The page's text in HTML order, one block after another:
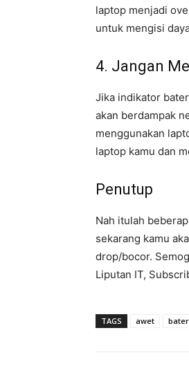
laptop menjadi
untuk mengisi
4. Jangan
Jika indikator
akan berdampak
menggunakan
laptop kamu dan
Penutup
Nah itulah
sekarang kamu
drop/bocor.
Liputan IT,
TAGS awet